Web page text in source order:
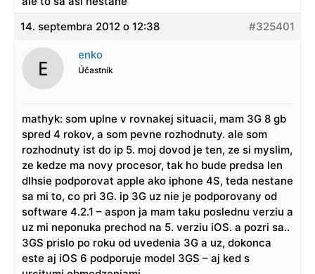
14. septembra 2012 o 12:38
#325401
enko
Účastník
mathyk: som uplne v rovnakej situacii, mam 3G 8 gb
spred 4 rokov, a som pevne rozhodnuty. ale som
rozhodnuty ist do ip 5. moj dovod je ten, ze si myslim,
ze kedze ma novy procesor, tak ho bude predsa len
dlhsie podporovat apple ako iphone 4S, teda nestane
sa mi to, co pri 3G. ip 3G uz nie je podporovany od
software 4.2.1 – aspon ja mam taku poslednu verziu a
uz mi neponuka prechod na 5. verziu iOS. a pozri sa..
3GS prislo po roku od uvedenia 3G a uz, dokonca
este aj iOS 6 podporuje model 3GS – aj ked s